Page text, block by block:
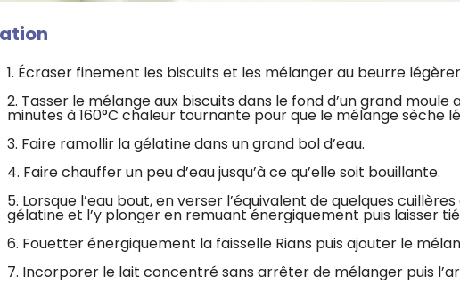
1. Écraser finement les biscuits et les mélanger au beurre
2. Tasser le mélange aux biscuits dans le fond d’un grand moule
minutes à 160°C chaleur tournante pour que le mélange sèche
3. Faire ramollir la gélatine dans un grand bol d’eau.
4. Faire chauffer un peu d’eau jusqu’à ce qu’elle soit bouillante.
5. Lorsque l’eau bout, en verser l’équivalent de quelques
gélatine et l’y plonger en remuant énergiquement puis laisser
6. Fouetter énergiquement la faisselle Rians puis ajouter le
7. Incorporer le lait concentré sans arrêter de mélanger puis